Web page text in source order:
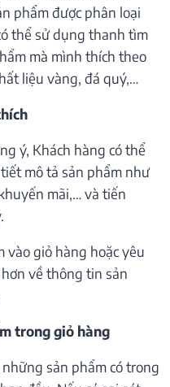
phẩm được phân loại
thể sử dụng thanh tìm
mà mình thích theo
liệu vàng, đá quý,…
ý, Khách hàng có thể
mô tả sản phẩm như
mãi,… và tiến
vào giỏ hàng hoặc yêu
về thông tin sản
trong giỏ hàng
sản phẩm có trong